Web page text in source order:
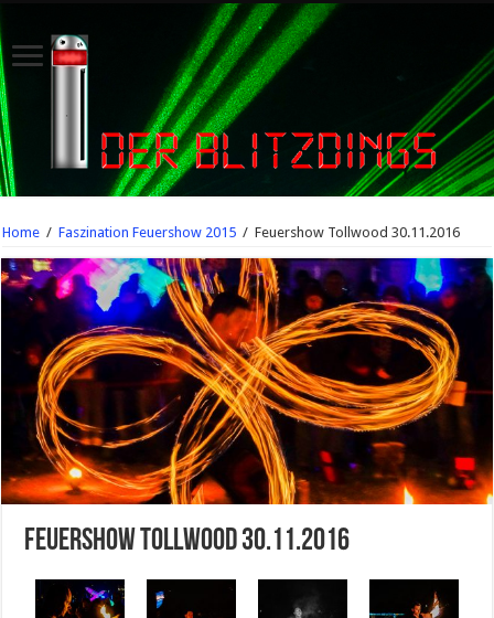
Home / Faszination Feuershow 2015 / Feuershow Tollwood 30.11.2016
Feuershow Tollwood 30.11.2016